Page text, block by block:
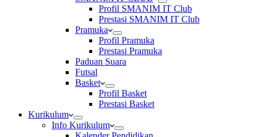
Profil SMANIM IT Club
Prestasi SMANIM IT Club
Pramuka
Profil Pramuka
Prestasi Pramuka
Paduan Suara
Futsal
Basket
Profil Basket
Prestasi Basket
Kurikulum
Info Kurikulum